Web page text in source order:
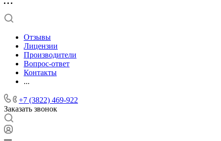
Отзывы
Лицензии
Производители
Вопрос-ответ
Контакты
...
+7 (3822) 469-922
Заказать звонок